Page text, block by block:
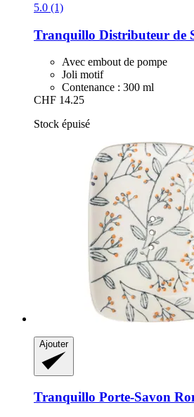
5.0 (1)
Tranquillo Distributeur de
Avec embout de pompe
Joli motif
Contenance : 300 ml
CHF 14.25
Stock épuisé
Ajouter
Tranquillo Porte-​Savon